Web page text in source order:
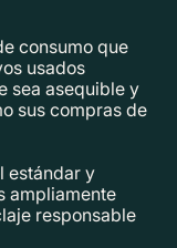
consumo que
usados
sea asequible y
sus compras de
estándar y
ampliamente
responsable